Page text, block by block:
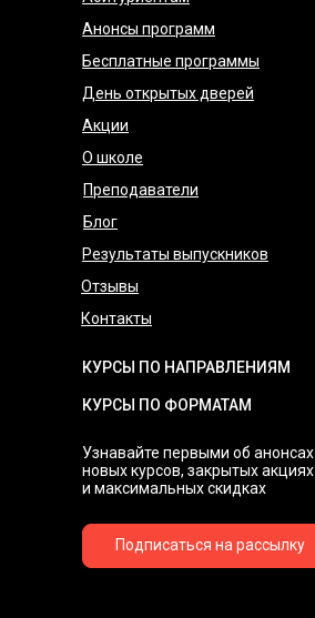
Узнавайте первыми об анонсах
новых курсов, закрытых акциях
и максимальных скидках
КУРСЫ ПО НАПРАВЛЕНИЯМ
КУРСЫ ПО ФОРМАТАМ
Анонсы программ
Бесплатные программы
День открытых дверей
Акции
О школе
Преподаватели
Блог
Результаты выпускников
Отзывы
Контакты
Подписаться на рассылку